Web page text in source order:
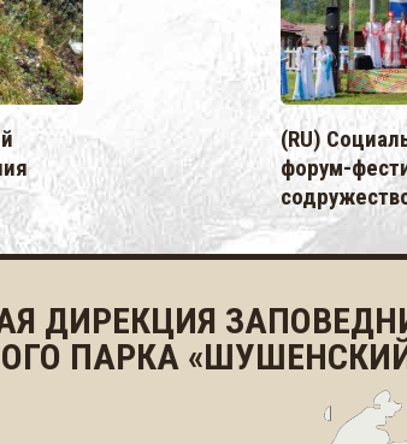
(RU)
форум-
ДИРЕКЦИЯ
ПАРКА